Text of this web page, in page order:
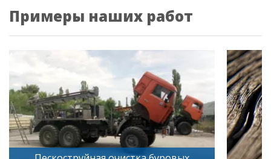
Примеры наших работ